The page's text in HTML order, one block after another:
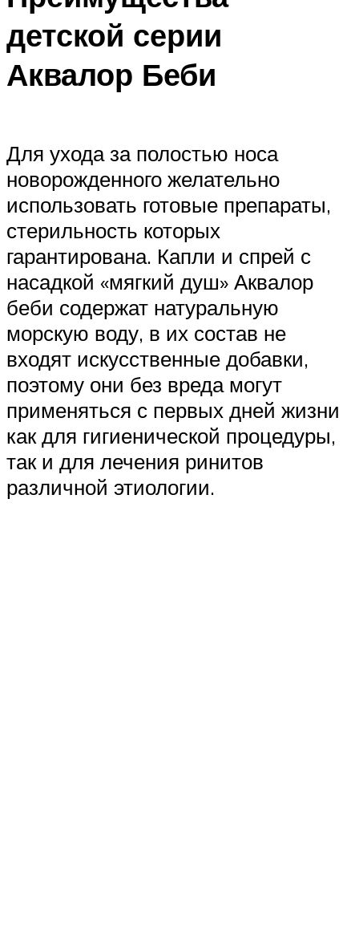
детской серии
Аквалор Беби
Для ухода за полостью носа
новорожденного желательно
использовать готовые препараты,
стерильность которых
гарантирована. Капли и спрей с
насадкой «мягкий душ» Аквалор
беби содержат натуральную
морскую воду, в их состав не
входят искусственные добавки,
поэтому они без вреда могут
применяться с первых дней жизни
как для гигиенической процедуры,
так и для лечения ринитов
различной этиологии.